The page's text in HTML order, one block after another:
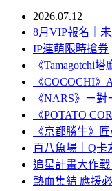
2026.07.12
8月VIP報名｜
IP連萌限時搶券
《Tamagotchi
《COCOCHI
《NARS》ㄧ
《POTATO
《京都勝牛》
百八魚場｜Q卡
追星計畫大作
熱血集結 應援